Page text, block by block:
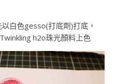
白色gesso(打底劑)打底，
h2o珠光顏料上色